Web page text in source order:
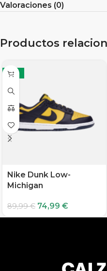
Valoraciones (0)
Productos
-17%
Nike Dunk Low-
Michigan
89,99€ 74,99 €